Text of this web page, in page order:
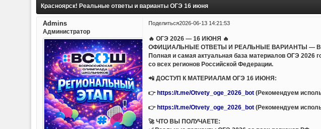
Красноярск! Реальные ответы и варианты ОГЭ 16 июня
Поделиться2026-06-13 14:21:53
Admins
Администратор
🔥 ОГЭ 2026 — 16 ИЮНЯ 🔥
ОФИЦИАЛЬНЫЕ ОТВЕТЫ И РЕАЛЬНЫЕ ВАРИАНТЫ —
Полная и самая актуальная база материалов ОГЭ
со всех регионов Российской Федерации.
📲 ДОСТУП К МАТЕРИАЛАМ ОГЭ 16 ИЮНЯ:
👉 https://t.me/Otvety_oge_2026_bot (Рекомендуем
👉https://t.me/Otvety_oge_2026_bot (Рекомендуем
🚀 ЧТО ВЫ ПОЛУЧАЕТЕ: